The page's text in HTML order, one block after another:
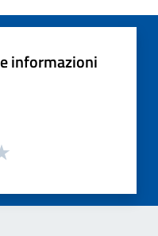
informazioni